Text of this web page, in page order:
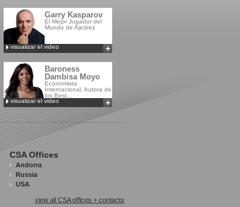
Añadir a
Garry Kasparov
El Mejor Jugador del
Mundo de Ajedrez
visualizar el video +
Añadir a
Baroness
Dambisa Moyo
Economista
Internacional, Autora de
los Best...
visualizar el video
+
Añadir a
MyCSA
CSA Offices
Andorra
Russia
USA
view all CSA offices + contacts